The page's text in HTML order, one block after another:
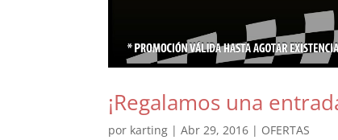
¡Regalamos una
por karting |Abr 29, 2016 | OFERTAS